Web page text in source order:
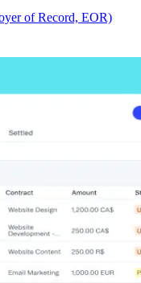
of Record, EOR)